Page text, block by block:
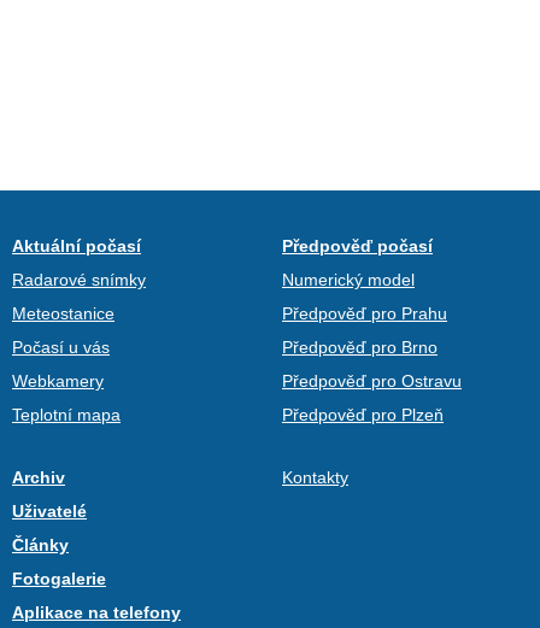
Aktuální počasí
Radarové snímky
Meteostanice
Počasí u vás
Webkamery
Teplotní mapa
Předpověď počasí
Numerický model
Předpověď pro Prahu
Předpověď pro Brno
Předpověď pro Ostravu
Předpověď pro Plzeň
Archiv
Uživatelé
Články
Fotogalerie
Aplikace na telefony
Kontakty